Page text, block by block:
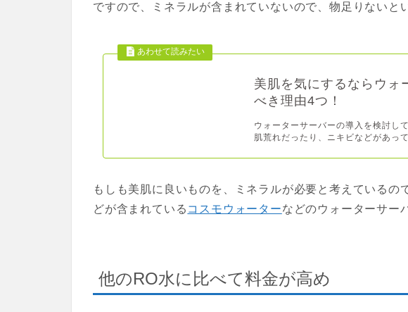
ですので、ミネラルが含まれていないので、物足りないと
美肌を気にするならウォ
べき理由4つ！
ウォーターサーバーの導入を検討し
肌荒れだったり、ニキビなどがあっ
もしも美肌に良いものを、ミネラルが必要と考えているの
どが含まれている コスモウォーターなどのウォーターサー
他のRO水に比べて料金が高め